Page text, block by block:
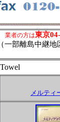
業者の方は東京
離島中継地区
メルティ